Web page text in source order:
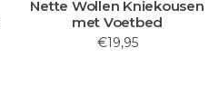
Nette Wollen Kniekousen
met Voetbed
€19,95